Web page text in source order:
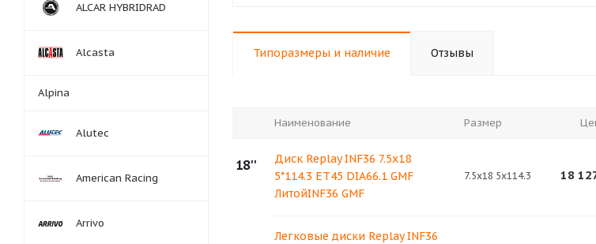
Типоразмеры и наличие Отзывы
Наименование Размер
18''
Диск Replay INF36 7.5x18
5*114.3 ET45 DIA66.1 GMF
ЛитойINF36 GMF
7.5x18 5x114.3 18
Легковые диски Replay INF36
ALCAR HYBRIDRAD
Alcasta
Alpina
Alutec
American Racing
Arrivo